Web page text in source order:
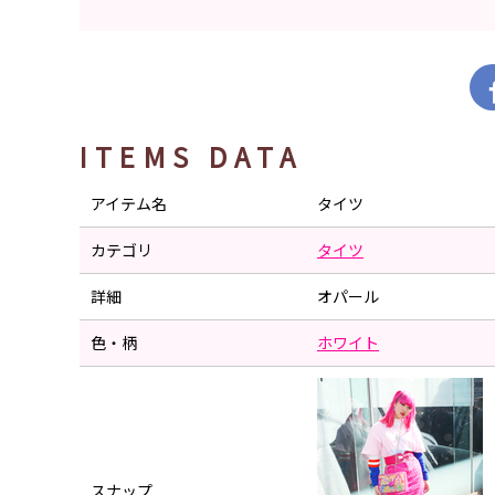
ITEMS DATA
アイテム名 タイツ
カテゴリ タイツ
詳細 オパール
色・柄 ホワイト
スナップ